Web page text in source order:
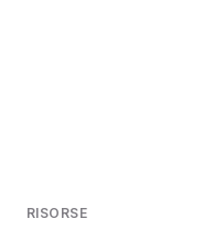
RISORSE